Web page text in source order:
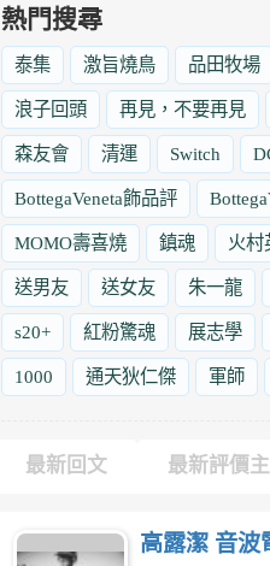
熱門搜尋
泰集 激旨燒鳥 品田牧場
浪子回頭 再見，不要再見
森友會 清運 Switch
BottegaVeneta飾品評
MOMO壽喜燒 鎮魂 火村
送男友 送女友 朱一龍
s20+ 紅粉驚魂 展志學
1000 通天狄仁傑 軍師
最新回文 最新評價
高露潔 音波